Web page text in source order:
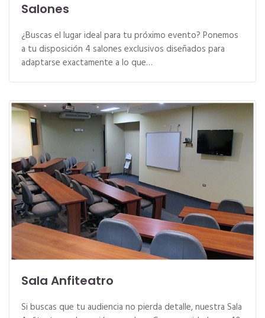
Salones
¿Buscas el lugar ideal para tu próximo evento? Ponemos
a tu disposición 4 salones exclusivos diseñados para
adaptarse exactamente a lo que…
Sala Anfiteatro
Si buscas que tu audiencia no pierda detalle, nuestra Sala